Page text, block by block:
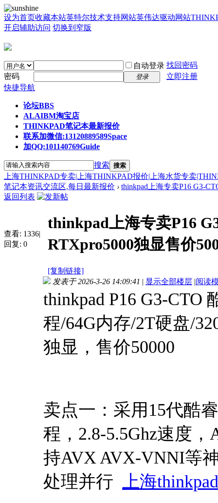
设为首页收藏本站英特尔技术支持网站英伟达驱动网站
开启辅助访问 切换到窄版
自动登录 找回密码
密码
登录
立即注册
快捷导航
论坛BBS
ALAIBM淘宝店
THINKPAD笔记本最新报价
联系加微信:13120889589Space
加QQ:101140769Guide
搜索 搜索
上海THINKPAD专卖|上海THINKPAD报价|上海水货专卖
笔记本资讯交流区,每日最新报价 › thinkpad上海专卖P16 G3-
返回列表
查看: 1336|
回复: 0
thinkpad上海专卖P16
RTXpro5000独显售价
[复制链接]
发表于 2026-3-26 14:09:41 | 显示全部楼层 |阅读
thinkpad P16 G3-CTO
程/64G内存/2T硬盘/
独显，售价50000
卖点一：采用15代酷
程，2.8-5.5Ghz速度
持AVX AVX-VNNI等
处理并行
上海